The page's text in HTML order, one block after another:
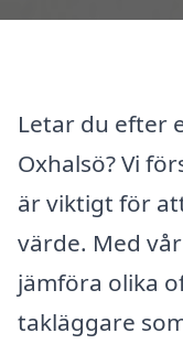
Letar du efter
Oxhalsö? Vi
är viktigt för
värde. Med
jämföra olika
takläggare